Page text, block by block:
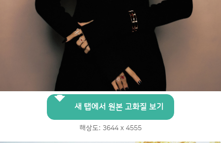
새 탭에서 원본 고화질 보기
해상도: 3644 x 4555